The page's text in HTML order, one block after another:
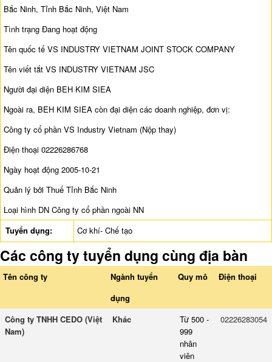
Bắc Ninh, Tỉnh Bắc Ninh, Việt Nam
Tình trạng Đang hoạt động
Tên quốc tế VS INDUSTRY VIETNAM JOINT STOCK COMPANY
Tên viết tắt VS INDUSTRY VIETNAM JSC
Người đại diện BEH KIM SIEA
Ngoài ra, BEH KIM SIEA còn đại diện các doanh nghiệp, đơn vị:
Công ty cổ phần VS Industry Vietnam (Nộp thay)
Điện thoại 02226286768
Ngày hoạt động 2005-10-21
Quản lý bởi Thuế Tỉnh Bắc Ninh
Loại hình DN Công ty cổ phần ngoài NN
Tuyển dụng:
Cơ khí- Chế tạo
Các công ty tuyển dụng cùng địa bàn
Tên công ty
Ngành tuyển
dụng
Quy mô Điện thoại
Công ty TNHH CEDO (Việt
Nam)
Khác
Từ 500 -
999
nhân
viên
02226283054